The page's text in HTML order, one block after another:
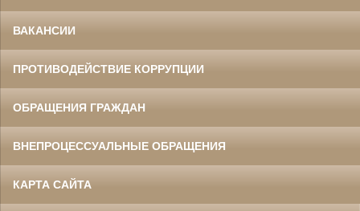
ВАКАНСИИ
ПРОТИВОДЕЙСТВИЕ КОРРУПЦИИ
ОБРАЩЕНИЯ ГРАЖДАН
ВНЕПРОЦЕССУАЛЬНЫЕ ОБРАЩЕНИЯ
КАРТА САЙТА